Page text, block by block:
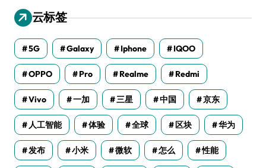
云标签
5G Galaxy Iphone IQOO
OPPO Pro Realme Redmi
Vivo 一加 三星 中国 京东
人工智能 体验 全球 区块 华为
发布 小米 微软 怎么 性能